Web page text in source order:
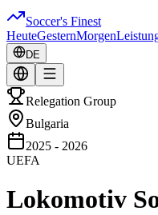
Soccer's Finest
HeuteGesternMorgen
DE
Relegation Group
Bulgaria
2025 - 2026
UEFA
Lokomotiv